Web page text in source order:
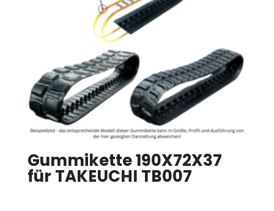
Gummikette 190X72X37
für TAKEUCHI TB007